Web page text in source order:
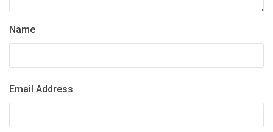
Name
Email Address